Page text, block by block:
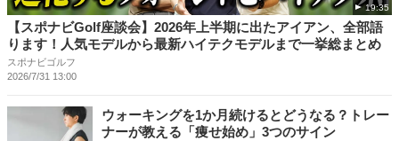
19:35
【スポナビGolf座談会】2026年上半期に出たアイアン、全部語
ります！人気モデルから最新ハイテクモデルまで一挙総まとめ
スポナビゴルフ
2026/7/31 13:00
ウォーキングを1か月続けるとどうなる？トレー
ナーが教える「痩せ始め」3つのサイン